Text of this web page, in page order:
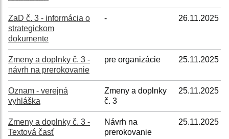
ZaD č. 3 - informácia o
strategickom
dokumente
- 26.11.2025
Zmeny a doplnky č. 3 -
návrh na prerokovanie
pre organizácie 25.11.2025
Oznam - verejná
vyhláška
Zmeny a doplnky
č. 3
25.11.2025
Zmeny a doplnky č. 3 -
Textová časť
Návrh na
prerokovanie
25.11.2025